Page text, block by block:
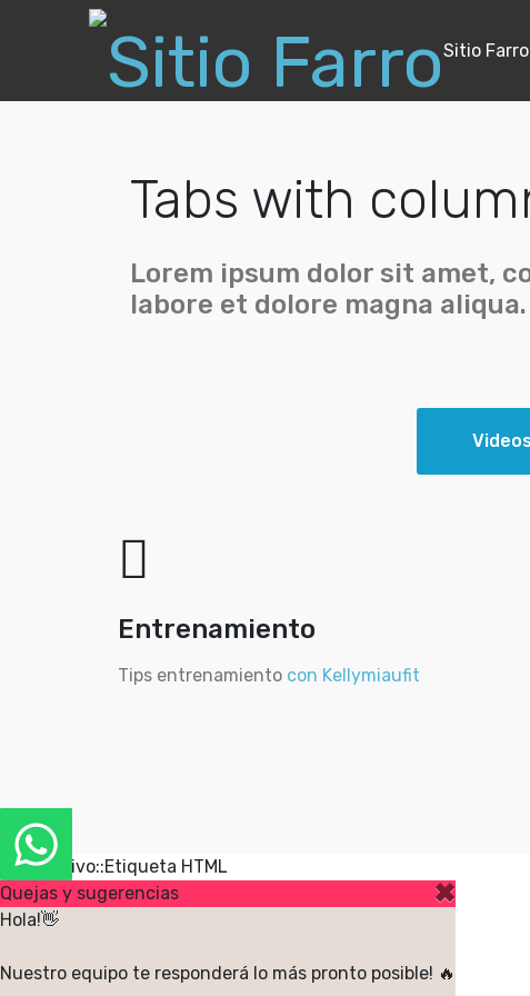
Sitio Farro
Tabs with
Lorem ipsum dolor sit amet,
labore et dolore magna aliqua.
Entrenamiento
Tips entrenamiento con Kellymiaufit
Quejas y sugerencias ✖
Hola!👋
Nuestro equipo te responderá lo más pronto posible! 🔥
GTM Activo::Etiqueta HTML